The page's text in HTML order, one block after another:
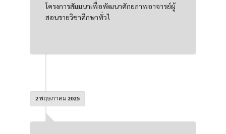
โครงการสัมมนาเพื่อพัฒนาศักยภาพอาจารย์ผู้
สอนรายวิชาศึกษาทั่วไ
2 พฤษภาคม 2025